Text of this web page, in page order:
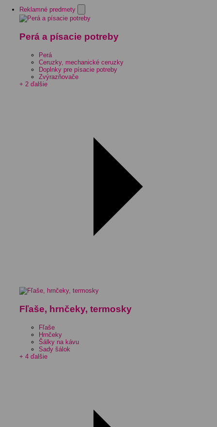
Reklamné predmety
Perá a písacie potreby
Perá
Ceruzky, mechanické ceruzky
Doplnky pre písacie potreby
Zvýrazňovače
+ 2 ďalšie
Fľaše, hrnčeky, termosky
Fľaše
Hrnčeky
Šálky na kávu
Sady šálok
+ 4 ďalšie